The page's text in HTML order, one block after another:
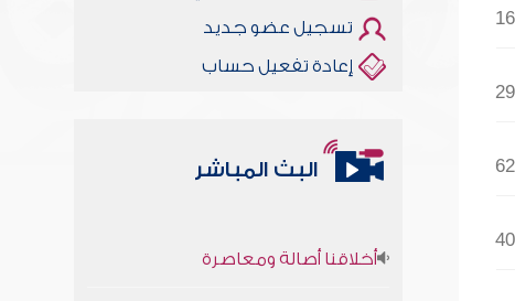
تسجيل عضو جديد
إعادة تفعيل حساب
البث المباشر